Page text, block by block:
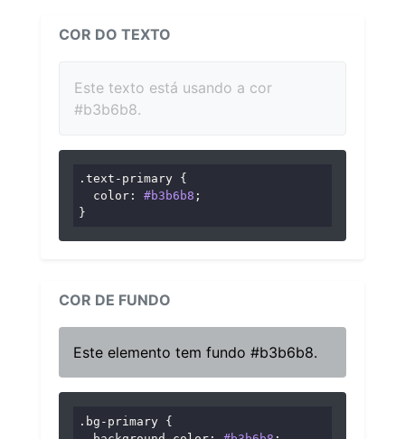
COR DO TEXTO
Este texto está usando a cor
#b3b6b8.
.text-primary {
color : #b3b6b8 ;
}
COR DE FUNDO
Este elemento tem fundo #b3b6b8.
.bg-primary {